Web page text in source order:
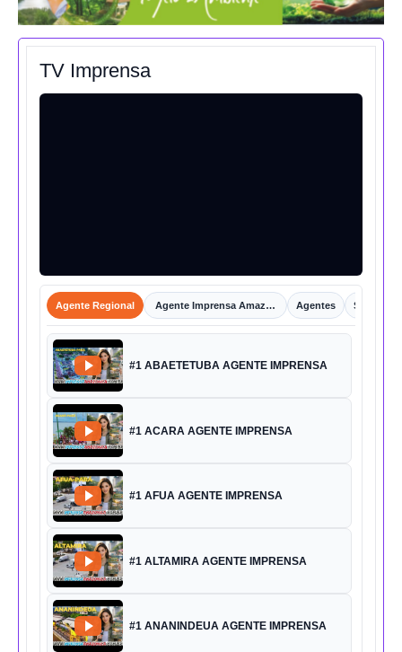
TV Imprensa
Agente Regional Agente Imprensa Amazônica Agentes Shorts
#1 ABAETETUBA AGENTE IMPRENSA
#1 ACARA AGENTE IMPRENSA
#1 AFUA AGENTE IMPRENSA
#1 ALTAMIRA AGENTE IMPRENSA
#1 ANANINDEUA AGENTE IMPRENSA